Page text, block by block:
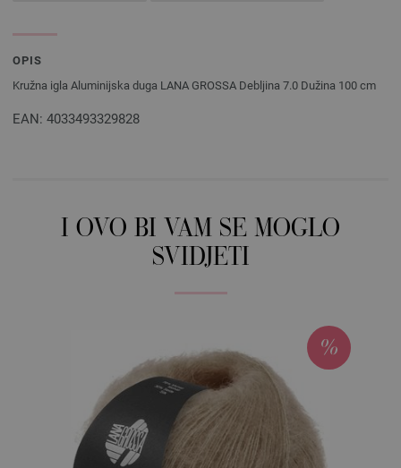
OPIS
Kružna igla Aluminijska duga LANA GROSSA Debljina 7.0 Dužina 100 cm
EAN: 4033493329828
I OVO BI VAM SE MOGLO
SVIDJETI